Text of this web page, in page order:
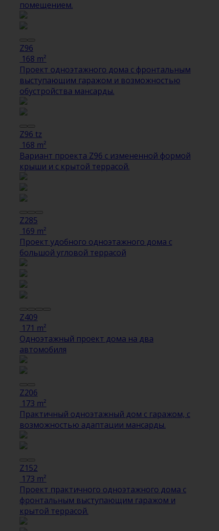
помещением.
Z96
168 m²
Проект одноэтажного дома с фронтальным
выступающим гаражом и возможностью
обустройства мансарды.
Z96 tz
168 m²
Вариант проекта Z96 с измененной формой
крыши и с крытой террасой.
Z285
169 m²
Проект удобного одноэтажного дома с
большой угловой террасой
Z409
171 m²
Одноэтажный проект дома на два
автомобиля
Z206
173 m²
Практичный одноэтажный дом с гаражом, с
возможностью адаптации мансарды.
Z152
173 m²
Проект практичного одноэтажного дома с
фронтальным выступающим гаражом и
крытой террасой.